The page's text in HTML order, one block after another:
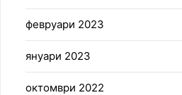
февруари 2023
януари 2023
октомври 2022